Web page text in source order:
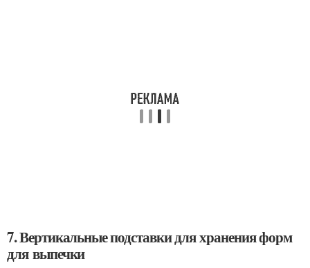
7. Вертикальные подставки для хранения форм
для выпечки